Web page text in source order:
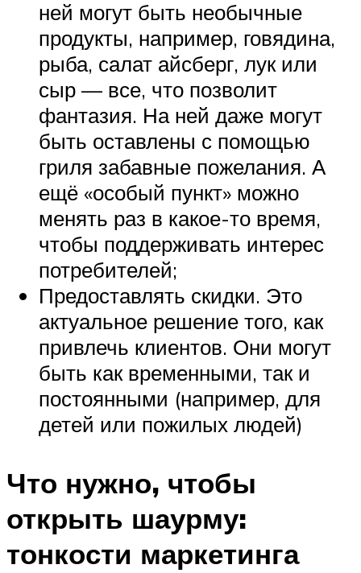
ней могут быть необычные
продукты, например, говядина,
рыба, салат айсберг, лук или
сыр — все, что позволит
фантазия. На ней даже могут
быть оставлены с помощью
гриля забавные пожелания. А
ещё «особый пункт» можно
менять раз в какое-то время,
чтобы поддерживать интерес
потребителей;
Предоставлять скидки. Это
актуальное решение того, как
привлечь клиентов. Они могут
быть как временными, так и
постоянными (например, для
детей или пожилых людей)
Что нужно, чтобы
открыть шаурму:
тонкости маркетинга